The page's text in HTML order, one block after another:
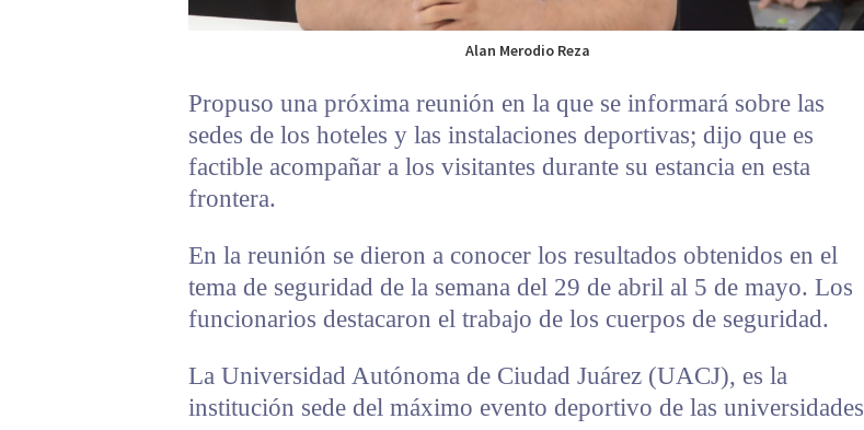
Alan Merodio Reza
Propuso una próxima reunión en la que se informará sobre las
sedes de los hoteles y las instalaciones deportivas; dijo que es
factible acompañar a los visitantes durante su estancia en esta
frontera.
En la reunión se dieron a conocer los resultados obtenidos en el
tema de seguridad de la semana del 29 de abril al 5 de mayo. Los
funcionarios destacaron el trabajo de los cuerpos de seguridad.
La Universidad Autónoma de Ciudad Juárez (UACJ), es la
institución sede del máximo evento deportivo de las universidades